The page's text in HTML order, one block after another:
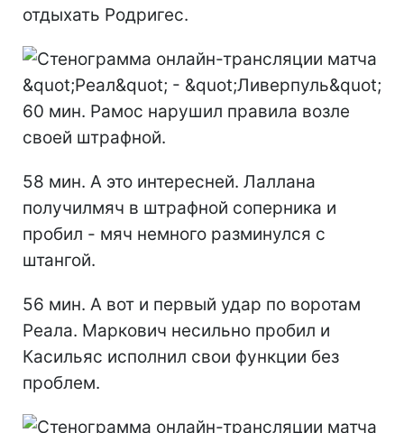
отдыхать Родригес.
60 мин. Рамос нарушил правила возле
своей штрафной.
58 мин. А это интересней. Лаллана
получилмяч в штрафной соперника и
пробил - мяч немного разминулся с
штангой.
56 мин. А вот и первый удар по воротам
Реала. Маркович несильно пробил и
Касильяс исполнил свои функции без
проблем.